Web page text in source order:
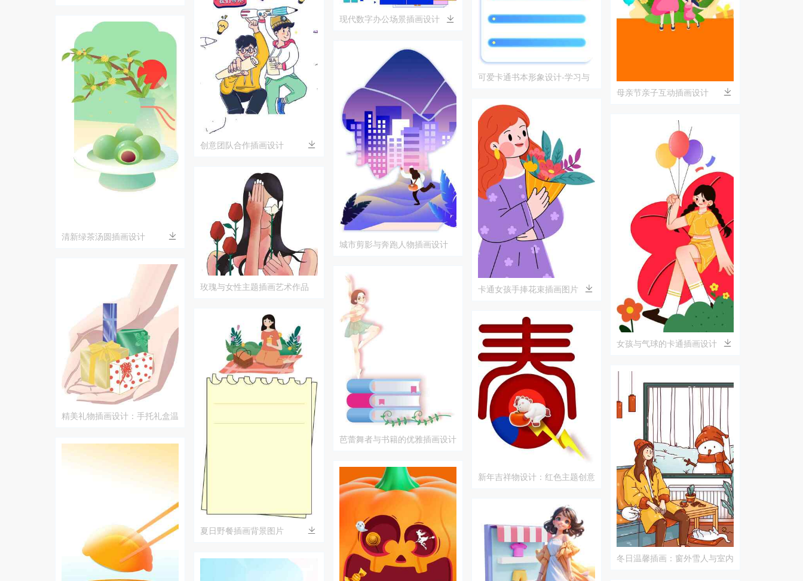
清新绿茶汤圆插画设计
精美礼物插画设计：手托礼盒温
创意团队合作插画设计
玫瑰与女性主题插画艺术作品
夏日野餐插画背景图片
现代数字办公场景插画设计
城市剪影与奔跑人物插画设计
芭蕾舞者与书籍的优雅插画设计
可爱卡通书本形象设计-学习与
卡通女孩手捧花束插画图片
新年吉祥物设计：红色主题创意
母亲节亲子互动插画设计
女孩与气球的卡通插画设计
冬日温馨插画：窗外雪人与室内